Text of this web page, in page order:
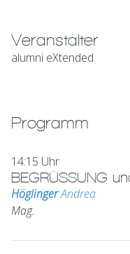
Veranstalter
alumni eXtended
Programm
14:15 Uhr
BEGRÜSSUNG
HöglingerAndrea
Mag.